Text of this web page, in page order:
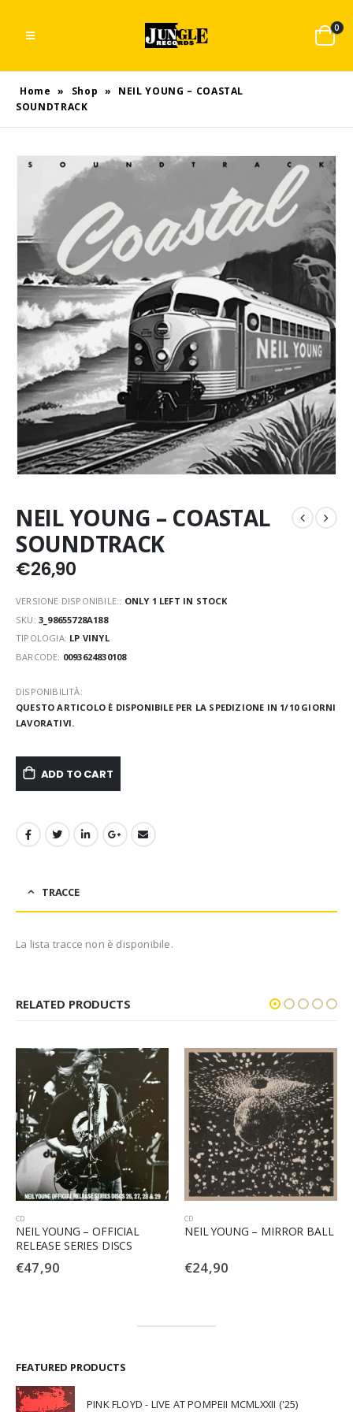
0
Home » Shop »
NEIL YOUNG – COASTAL
SOUNDTRACK
NEIL YOUNG – COASTAL
SOUNDTRACK
€26,90
VERSIONE DISPONIBILE:: ONLY 1 LEFT IN STOCK
SKU: 3_98655728A188
TIPOLOGIA: LP VINYL
BARCODE: 0093624830108
DISPONIBILITÀ:
QUESTO ARTICOLO È DISPONIBILE PER LA SPEDIZIONE IN 1/10 GIORNI
LAVORATIVI.
ADD TO CART
TRACCE
La lista tracce non è disponibile.
RELATED PRODUCTS
CD
NEIL YOUNG – OFFICIAL
RELEASE SERIES DISCS
€47,90
CD
NEIL YOUNG – MIRROR BALL
€24,90
FEATURED PRODUCTS
PINK FLOYD - LIVE AT POMPEII MCMLXXII ('25)